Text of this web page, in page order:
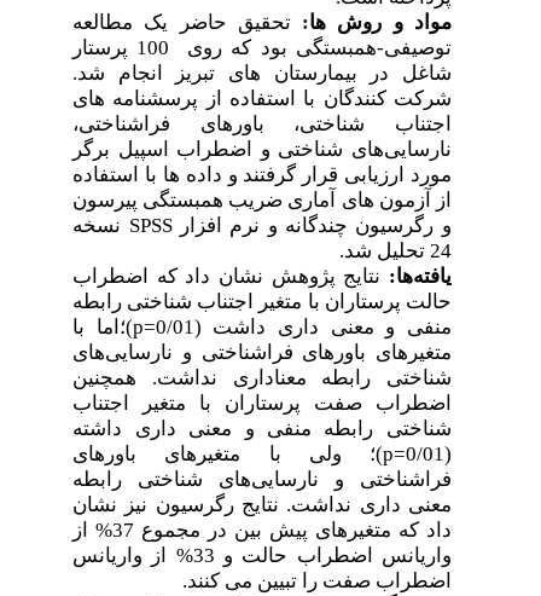
مواد و روش ها:تحقیق حاضر یک مطالعه
توصیفی-همبستگی بود که روی 100 پرستار
شاغل در بیمارستان های تبریز انجام شد.
شرکت کنندگان با استفاده از پرسشنامه های
اجتناب شناختی، باورهای فراشناختی،
نارسایی‌های شناختی و اضطراب اسپیل برگر
مورد ارزیابی قرار گرفتند و داده ها با استفاده
از آزمون های آماری ضریب همبستگی پیرسون
و رگرسیون چندگانه و نرم افزارSPSSنسخه
24 تحلیل شد.
یافته‌ها:نتایج پژوهش نشان داد که اضطراب
حالت پرستاران با متغیر اجتناب شناختی رابطه
منفی و معنی داری داشت (0/01 p=)؛اما با
متغیرهای باورهای فراشناختی و نارسایی‌های
شناختی رابطه معناداری نداشت. همچنین
اضطراب صفت پرستاران با متغیر اجتناب
شناختی رابطه منفی و معنی داری داشته
p=)؛ ولی با متغیرهای باورهای
فراشناختی و نارسایی‌های شناختی رابطه
معنی داری نداشت. نتایج رگرسیون نیز نشان
داد که متغیرهای پیش
بین در مجموع 37% از
واریانس اضطراب حالت و 33% از واریانس
اضطراب صفت را تبیین می کنند.